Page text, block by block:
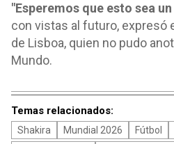
"Esperemos que esto sea
con vistas al futuro, expresó
de Lisboa, quien no pudo
Mundo.
Temas relacionados:
Shakira Mundial 2026 Fútbol